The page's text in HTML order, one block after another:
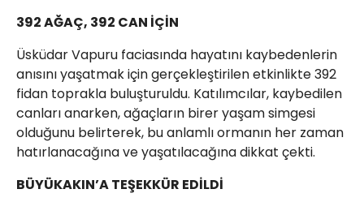
392 AĞAÇ, 392 CAN İÇİN
Üsküdar Vapuru faciasında hayatını kaybedenlerin
anısını yaşatmak için gerçekleştirilen etkinlikte 392
fidan toprakla buluşturuldu. Katılımcılar, kaybedilen
canları anarken, ağaçların birer yaşam simgesi
olduğunu belirterek, bu anlamlı ormanın her zaman
hatırlanacağına ve yaşatılacağına dikkat çekti.
BÜYÜKAKIN’A TEŞEKKÜR EDİLDİ